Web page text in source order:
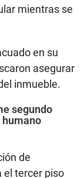
mientras se
en su
asegurar
inmueble.
segundo
de
el tercer piso